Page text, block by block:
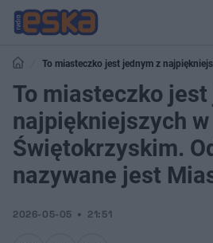
To miasteczko jest jednym z
nazywane jest Miastem Cudów
To miasteczko
najpiękniejszych w
Świętokrzyskim.
nazywane jest
2026-05-05 21:51